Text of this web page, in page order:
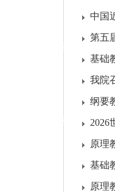
学生活动
工会活动
中国
第五
基础
我院
纲要
2026
原理
基础
原理